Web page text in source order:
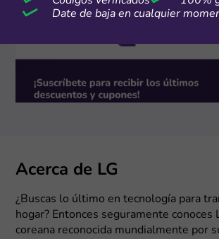
Acerca de LG
¿Buscas lo último en tecnología para
hogar? Entonces seguramente conoces
coreana reconocida mundialmente por
Date de baja en cualquier